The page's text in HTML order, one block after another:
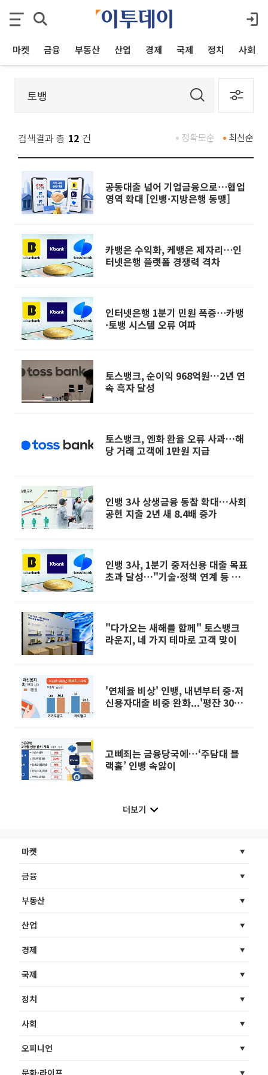
마켓 금융 부동산 산업 경제 국제 정치 사회
검색결과 총 12 건 최신순
정확도순
공동대출 넘어 기업금융으로⋯협업
영역 확대 [인뱅·지방은행 동맹]
카뱅은 수익화, 케뱅은 제자리⋯인
터넷은행 플랫폼 경쟁력 격차
인터넷은행 1분기 민원 폭증⋯카뱅
·토뱅 시스템 오류 여파
토스뱅크, 순이익 968억원…2년 연
속 흑자 달성
토스뱅크, 엔화 환율 오류 사과…해
당 거래 고객에 1만원 지급
인뱅 3사 상생금융 동참 확대…사회
공헌 지출 2년 새 8.4배 증가
인뱅 3사, 1분기 중저신용 대출 목표
초과 달성…"기술·정책 연계 등 포
"다가오는 새해를 함께" 토스뱅크
라운지, 네 가지 테마로 고객 맞이
'연체율 비상' 인뱅, 내년부터 중·저
신용자대출 비중 완화...'평잔 30%
고삐죄는 금융당국에…‘주담대 블
랙홀’ 인뱅 속앓이
더보기
마켓
금융
부동산
산업
경제
국제
정치
사회
오피니언
문화·라이프